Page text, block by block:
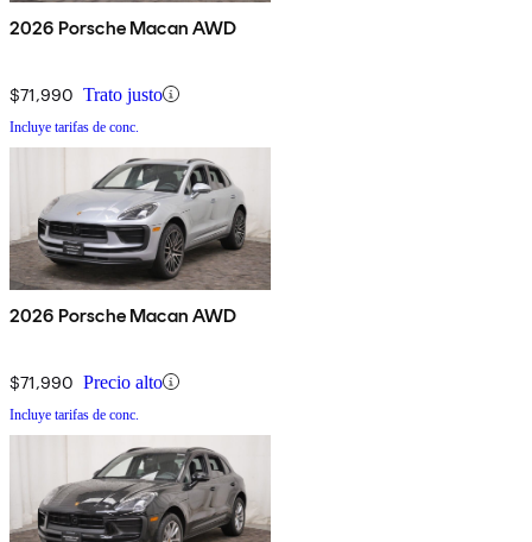
2026 Porsche Macan AWD
$71,990 Trato justo
Incluye tarifas de conc.
2026 Porsche Macan AWD
$71,990 Precio alto
Incluye tarifas de conc.